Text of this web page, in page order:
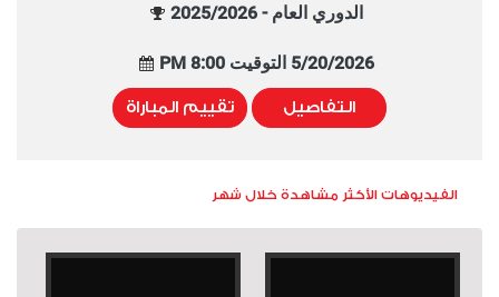
الدوري العام - 2025/2026
5/20/2026 التوقيت 8:00 PM
التفاصيل تقييم المباراة
الفيديوهات الأكثر مشاهدة خلال شهر